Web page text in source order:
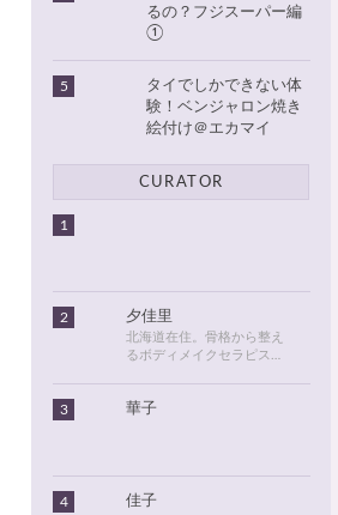
るの？フジスーパー編
①
5
タイでしかできない体
験！ベンジャロン焼き
絵付け＠エカマイ
CURATOR
1
2 夕佳里
北海道在住。骨格から整え
るボディメイクセラピスト
てから、タイが大好きにな
に関する情報などを発信し
ます！
3 華子
4 佳子